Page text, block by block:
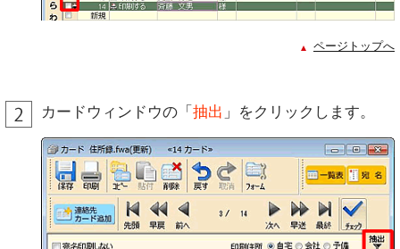
ページトップへ
カードウィンドウの「 抽出 」をクリックします。